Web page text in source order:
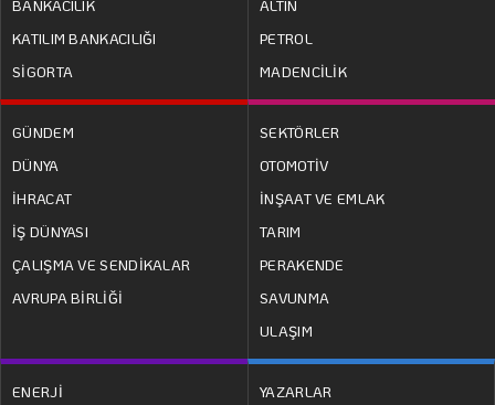
BANKACILIK
KATILIM BANKACILIĞI
SİGORTA
ALTIN
PETROL
MADENCİLİK
GÜNDEM
DÜNYA
İHRACAT
İŞ DÜNYASI
ÇALIŞMA VE SENDİKALAR
AVRUPA BİRLİĞİ
SEKTÖRLER
OTOMOTİV
İNŞAAT VE EMLAK
TARIM
PERAKENDE
SAVUNMA
ULAŞIM
ENERJİ
YAZARLAR